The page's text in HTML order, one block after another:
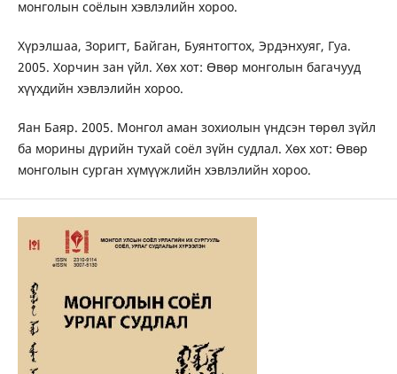
монголын соёлын хэвлэлийн хороо.
Хүрэлшаа, Зоригт, Байган, Буянтогтох, Эрдэнхуяг, Гуа.
2005. Хорчин зан үйл. Хөх хот: Өвөр монголын багачууд
хүүхдийн хэвлэлийн хороо.
Яан Баяр. 2005. Монгол аман зохиолын үндсэн төрөл зүйл
ба морины дүрийн тухай соёл зүйн судлал. Хөх хот: Өвөр
монголын сурган хүмүүжлийн хэвлэлийн хороо.